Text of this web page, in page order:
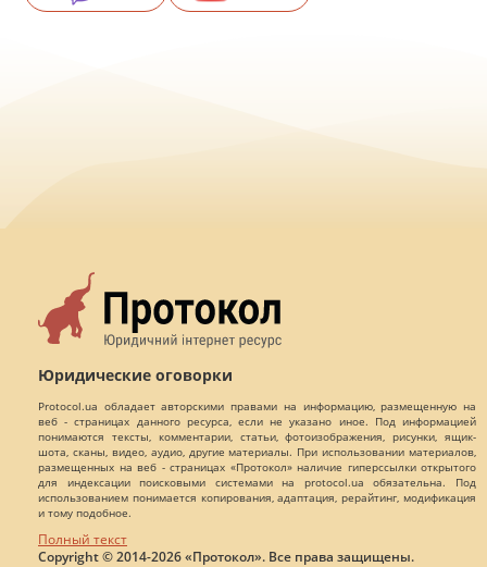
Юридические оговорки
Protocol.ua обладает авторскими правами на информацию, размещенную на
веб - страницах данного ресурса, если не указано иное. Под информацией
понимаются тексты, комментарии, статьи, фотоизображения, рисунки, ящик-
шота, сканы, видео, аудио, другие материалы. При использовании материалов,
размещенных на веб - страницах «Протокол» наличие гиперссылки открытого
для индексации поисковыми системами на protocol.ua обязательна. Под
использованием понимается копирования, адаптация, рерайтинг, модификация
и тому подобное.
Полный текст
Copyright © 2014-2026 «Протокол». Все права защищены.